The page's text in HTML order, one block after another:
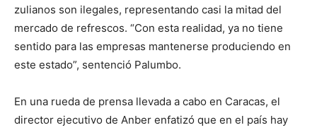
zulianos son ilegales, representando casi la mitad del
mercado de refrescos. “Con esta realidad, ya no tiene
sentido para las empresas mantenerse produciendo en
este estado”, sentenció Palumbo.
En una rueda de prensa llevada a cabo en Caracas, el
director ejecutivo de Anber enfatizó que en el país hay